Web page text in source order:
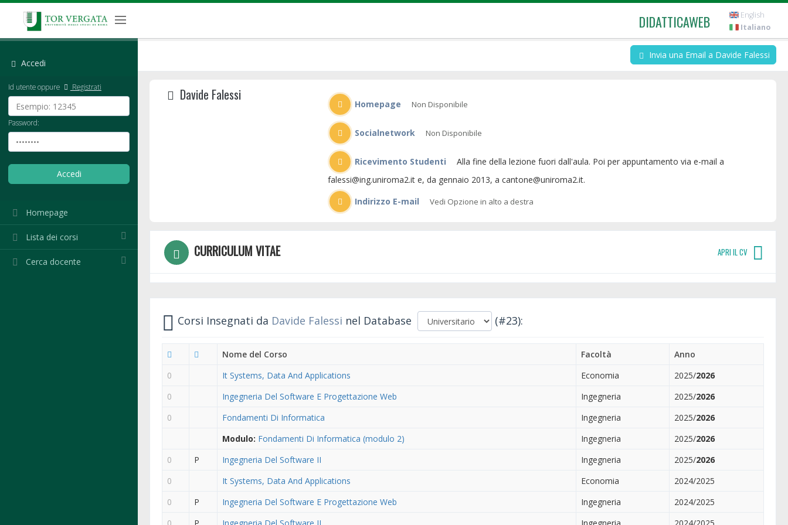
DIDATTICAWEB
English
Italiano
Accedi
Id utente oppure Registrati
Password:
Homepage
Lista dei corsi
Cerca docente
Invia una Email a Davide Falessi
Davide Falessi
Homepage Non Disponibile
Socialnetwork Non Disponibile
Ricevimento Studenti
falessi@ing.uniroma2.it e, da gennaio 2013, a cantone@uniroma2.it.
Indirizzo E-mail
Vedi Opzione in alto a destra
CURRICULUM VITAE APRI IL CV
Corsi Insegnati da Davide Falessi nel Database (#23):
Nome del Corso Facoltà
Anno
0
It Systems, Data And Applications Economia 2025/2026
0
Ingegneria Del Software E Progettazione Web Ingegneria 2025/2026
0
Fondamenti Di Informatica Ingegneria 2025/2026
Modulo: Fondamenti Di Informatica (modulo 2) Ingegneria 2025/2026
0
P Ingegneria Del Software II Ingegneria 2025/2026
0
It Systems, Data And Applications Economia
2024/2025
0
P Ingegneria Del Software E Progettazione Web Ingegneria
2024/2025